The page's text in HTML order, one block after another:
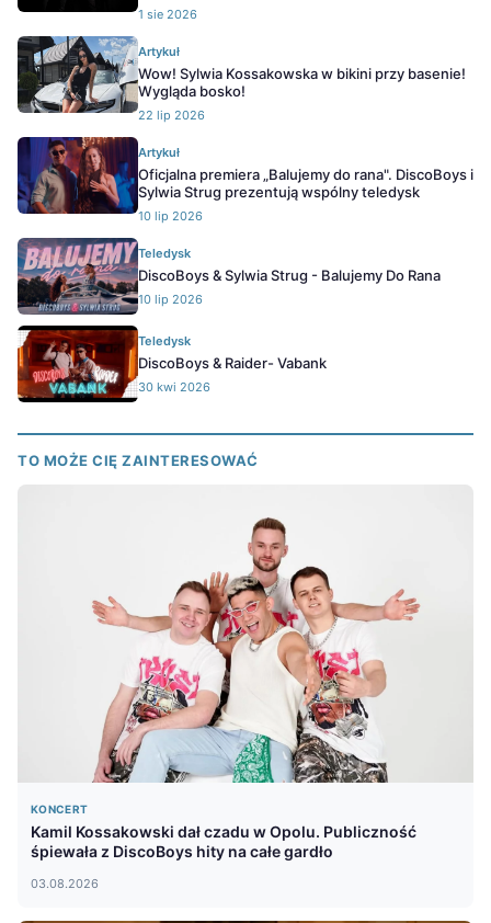
1 sie 2026
Artykuł
Wow! Sylwia Kossakowska w bikini przy basenie!
Wygląda bosko!
22 lip 2026
Artykuł
Oficjalna premiera „Balujemy do rana". DiscoBoys i
Sylwia Strug prezentują wspólny teledysk
10 lip 2026
Teledysk
DiscoBoys & Sylwia Strug - Balujemy Do Rana
10 lip 2026
Teledysk
DiscoBoys & Raider- Vabank
30 kwi 2026
TO MOŻE CIĘ ZAINTERESOWAĆ
KONCERT
Kamil Kossakowski dał czadu w Opolu. Publiczność
śpiewała z DiscoBoys hity na całe gardło
03.08.2026